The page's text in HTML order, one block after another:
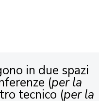
in due spazi
(per la
tecnico (per la